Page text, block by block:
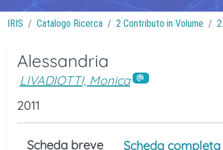
IRIS Catalogo Ricerca 2 Contributo in Volume
Alessandria
LIVADIOTTI, Monica
2011
Scheda breve Scheda completa